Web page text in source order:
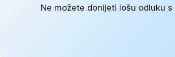
Ne možete donijeti lošu odluku